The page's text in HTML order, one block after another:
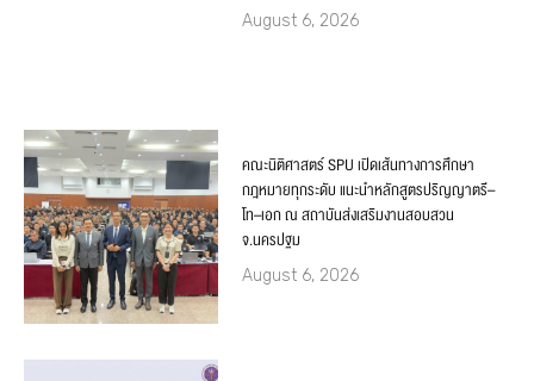
August 6, 2026
คณะนิติศาสตร์ SPU เปิดเส้นทางการศึกษา
กฎหมายทุกระดับ แนะนำหลักสูตรปริญญาตรี–
โท–เอก ณ สถาบันส่งเสริมงานสอบสวน
จ.นครปฐม
August 6, 2026